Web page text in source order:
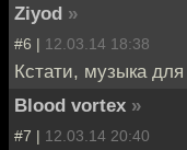
Ziyod »
#6 | 12.03.14 18:38
Кстати, музыка
Blood vortex »
#7 | 12.03.14 20:40